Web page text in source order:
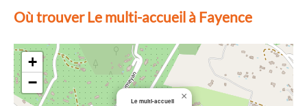
Où trouver Le multi-accueil à Fayence
Le multi-accueil ×
+
−